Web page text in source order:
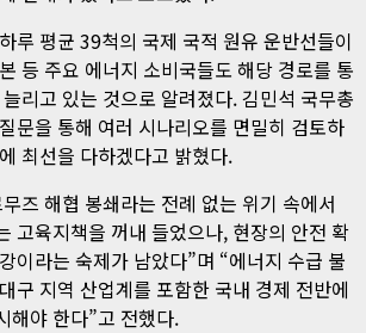
루 평균 39척의 국제 국적 원유 운반선들이
등 주요 에너지 소비국들도 해당 경로를 통
리고 있는 것으로 알려졌다. 김민석 국무총
문을 통해 여러 시나리오를 면밀히 검토하
최선을 다하겠다고 밝혔다.
즈 해협 봉쇄라는 전례 없는 위기 속에서
고육지책을 꺼내 들었으나, 현장의 안전 확
이라는 숙제가 남았다”며 “에너지 수급 불
구 지역 산업계를 포함한 국내 경제 전반에
해야 한다”고 전했다.